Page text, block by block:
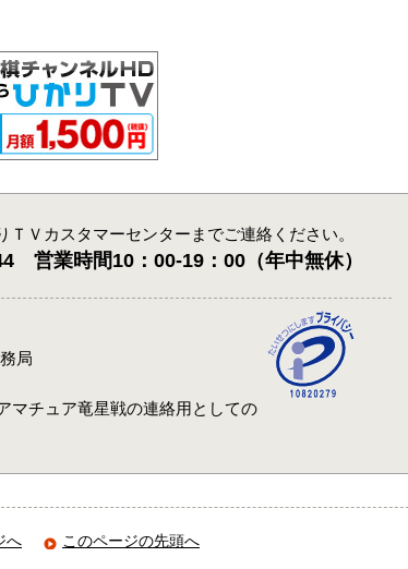
Ｖカスタマーセンターまでご連絡ください。
営業時間10：00-19：00（年中無休）
局
マチュア竜星戦の連絡用としての
へ このページの先頭へ